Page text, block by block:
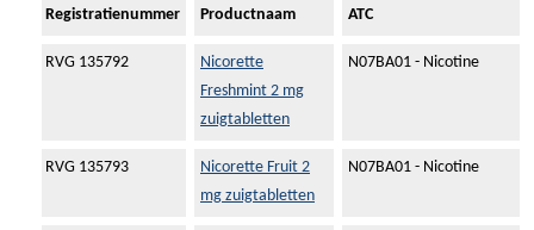
Registratienummer Productnaam ATC
RVG 135792
Nicorette
Freshmint 2 mg
zuigtabletten
N07BA01 - Nicotine
RVG 135793
Nicorette Fruit 2
mg zuigtabletten
N07BA01 - Nicotine